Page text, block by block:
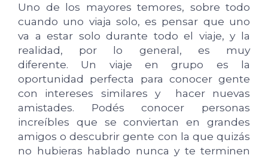
Uno de los mayores temores, sobre todo
cuando uno viaja solo, es pensar que uno
va a estar solo durante todo el viaje, y la
realidad, por lo general, es muy
diferente. Un viaje en grupo es la
oportunidad perfecta para conocer gente
con intereses similares y hacer nuevas
amistades. Podés conocer personas
increíbles que se conviertan en grandes
amigos o descubrir gente con la que quizás
no hubieras hablado nunca y te terminen